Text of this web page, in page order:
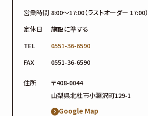
営業時間 8:00～17:00（ラストオーダー 17:00）
定休日
施設に準ずる
TEL
0551-36-6590
FAX
0551-36-6590
住所
〒408-0044
山梨県北杜市小淵沢町129-1
Google Map